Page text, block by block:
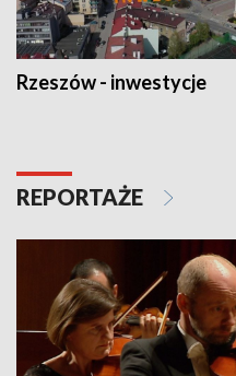
Rzeszów - inwestycje
REPORTAŻE